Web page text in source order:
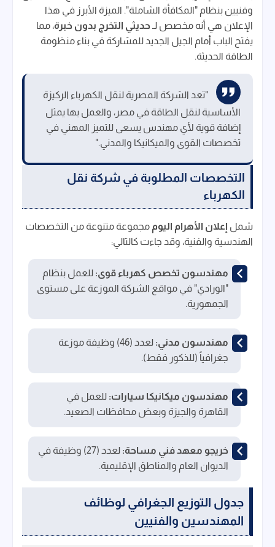
وفنيين بنظام "المكافأة الشاملة". الميزة الأبرز في هذا
الإعلان هي أنه مخصص لـ حديثي التخرج بدون خبرة، مما
يفتح الباب أمام الجيل الجديد للمشاركة في بناء منظومة
الطاقة الحديثة.
"تعد الشركة المصرية لنقل الكهرباء الركيزة
الأساسية لنقل الطاقة في مصر، والعمل بها يمثل
إضافة قوية لأي مهندس يسعى للتميز المهني في
تخصصات القوى والميكانيكا والمدني."
التخصصات المطلوبة في شركة نقل
الكهرباء
شمل إعلان الأهرام اليوم مجموعة متنوعة من التخصصات
الهندسية والفنية، وقد جاءت كالتالي:
مهندسون تخصص كهرباء قوى: للعمل بنظام
"الورادي" في مواقع الشركة الموزعة على مستوى
الجمهورية.
مهندسون مدني:
لعدد (46) وظيفة موزعة
جغرافياً (للذكور فقط).
مهندسون ميكانيكا سيارات: للعمل في
القاهرة والجيزة وبعض محافظات الصعيد.
خريجو معهد فني مساحة:
لعدد (27) وظيفة في
الديوان العام والمناطق الإقليمية.
جدول التوزيع الجغرافي لوظائف
المهندسين والفنيين